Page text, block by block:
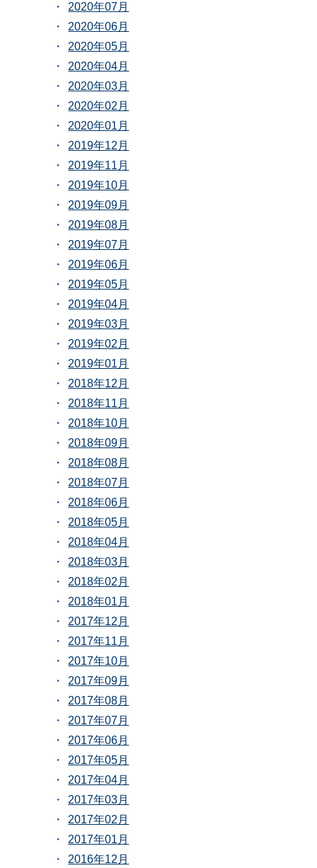
2020年07月
2020年06月
2020年05月
2020年04月
2020年03月
2020年02月
2020年01月
2019年12月
2019年11月
2019年10月
2019年09月
2019年08月
2019年07月
2019年06月
2019年05月
2019年04月
2019年03月
2019年02月
2019年01月
2018年12月
2018年11月
2018年10月
2018年09月
2018年08月
2018年07月
2018年06月
2018年05月
2018年04月
2018年03月
2018年02月
2018年01月
2017年12月
2017年11月
2017年10月
2017年09月
2017年08月
2017年07月
2017年06月
2017年05月
2017年04月
2017年03月
2017年02月
2017年01月
2016年12月